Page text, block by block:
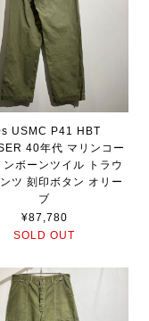
USMC P41 HBT
40年代 マリンコー
ンボーンツイル トラウ
ツ 刻印ボタン オリー
ブ
¥87,780
SOLD OUT